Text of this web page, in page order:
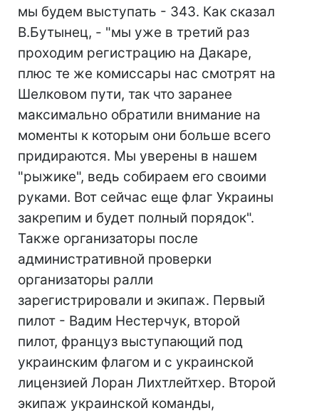
мы будем выступать - 343. Как сказал
В.Бутынец, - "мы уже в третий раз
проходим регистрацию на Дакаре,
плюс те же комиссары нас смотрят на
Шелковом пути, так что заранее
максимально обратили внимание на
моменты к которым они больше всего
придираются. Мы уверены в нашем
"рыжике", ведь собираем его своими
руками. Вот сейчас еще флаг Украины
закрепим и будет полный порядок".
Также организаторы после
административной проверки
организаторы ралли
зарегистрировали и экипаж. Первый
пилот - Вадим Нестерчук, второй
пилот, француз выступающий под
украинским флагом и с украинской
лицензией Лоран Лихтлейтхер. Второй
экипаж украинской команды,